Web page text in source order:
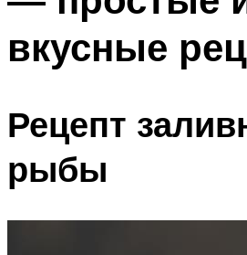
вкусные
Рецепт
рыбы